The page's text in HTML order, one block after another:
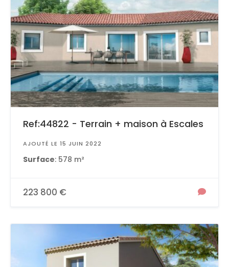
Ref:44822 - Terrain + maison à Escales
AJOUTÉ LE 15 JUIN 2022
Surface: 578 m²
223 800 €